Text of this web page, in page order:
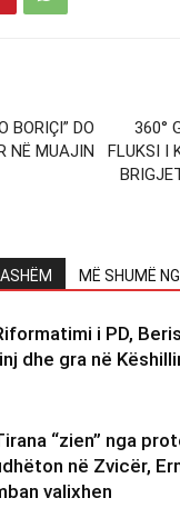
BORIÇI” DO
NË MUAJIN
360°
FLUKSI I
MË SHUMË
i PD,
dhe gra në
“zien” nga
në Zvicër,
valixhen